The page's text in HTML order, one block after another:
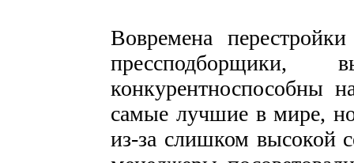
Вовремена
прессподборщики,
конкурентноспособны
самые лучшие в мире,
из-за слишком высокой